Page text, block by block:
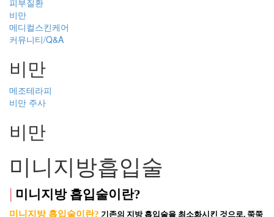
비만
메디컬스킨케어
커뮤니티/Q&A
비만
메조테라피
비만 주사
비만
미니지방흡입술
| 미니지방 흡입술이란?
미니지방 흡입술이란? 기존의 지방 흡입술을 최소화시킨 것으로, 쭉쭉